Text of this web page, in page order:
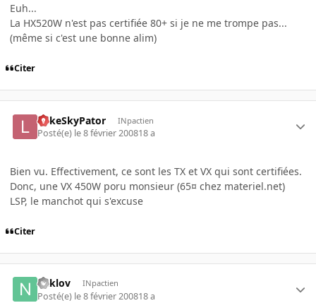
Euh...
La HX520W n'est pas certifiée 80+ si je ne me trompe pas...
(même si c'est une bonne alim)
Citer
LukeSkyPator INpactien
Posté(e) le 8 février 200818 a
Bien vu. Effectivement, ce sont les TX et VX qui sont certifiées.
Donc, une VX 450W poru monsieur (65¤ chez materiel.net)
LSP, le manchot qui s'excuse
Citer
naklov INpactien
Posté(e) le 8 février 200818 a